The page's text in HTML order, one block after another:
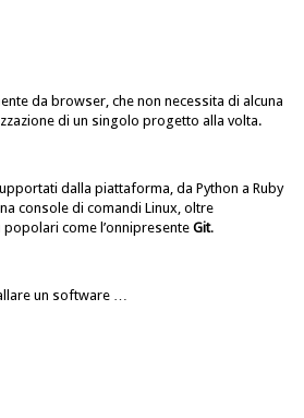
da browser, che non necessita di alcuna
di un singolo progetto alla volta.
dalla piattaforma, da Python a Ruby
console di comandi Linux, oltre
come l’onnipresenteGit.
un software …